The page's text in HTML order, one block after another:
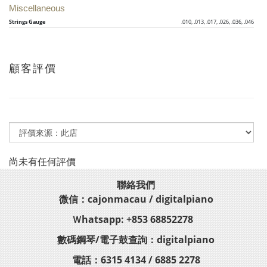
Miscellaneous
Strings Gauge .010, .013, .017, .026, .036, .046
顧客評價
尚未有任何評價
聯絡我們
微信：cajonmacau / digitalpiano
Ｗhatsapp: +853 68852278
數碼鋼琴/電子鼓查詢：digitalpiano
電話：6315 4134 / 6885 2278